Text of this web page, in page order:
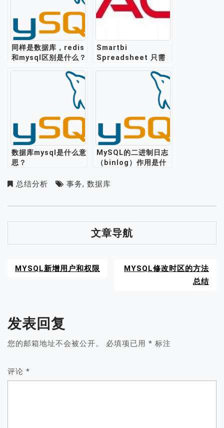
同样是数据库，redis
和mysql区别是什么？
Smartbi
Spreadsheet 只需
连接50+主流数据库
数据库mysql是什么意
思？
MySQL的二进制日志
（binlog）作用是什
MySQL binlog？
总结分析 事务, 数据库
文章导航
MYSQL新增用户和权限
MYSQL修改时区的方法
总结
发表回复
您的邮箱地址不会被公开。 必填项已用 * 标注
评论 *